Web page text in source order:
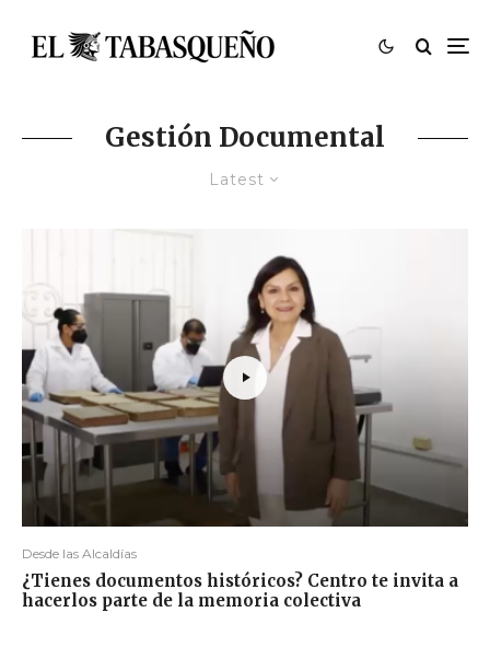
Gestión Documental
Latest
Desde las Alcaldías
¿Tienes documentos históricos? Centro te invita a
hacerlos parte de la memoria colectiva